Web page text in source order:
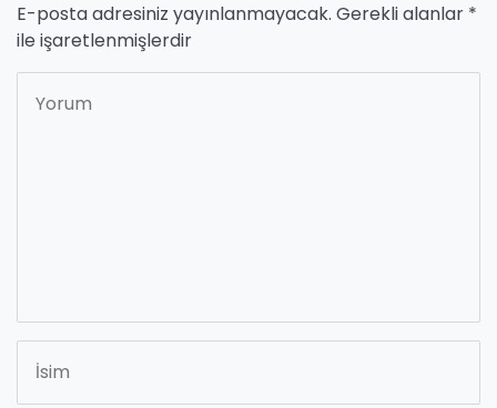
E-posta adresiniz yayınlanmayacak. Gerekli alanlar *
ile işaretlenmişlerdir